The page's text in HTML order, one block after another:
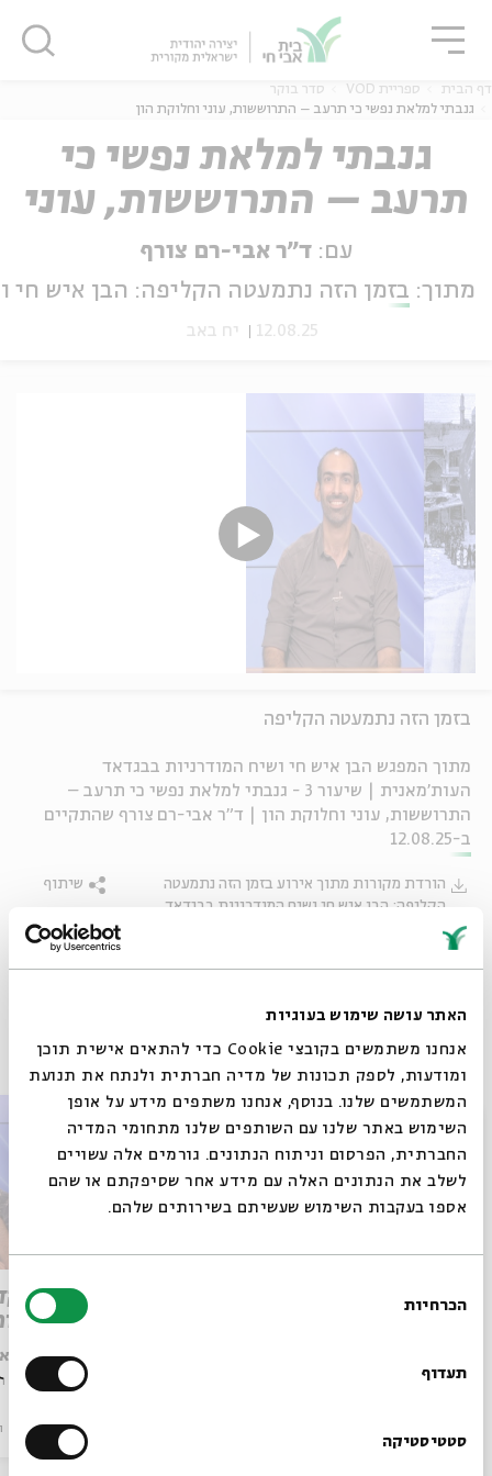
האתר עושה שימוש בעוגיות
אנחנו משתמשים בקובצי Cookie כדי להתאים אישית תוכן
ומודעות, לספק תכונות של מדיה חברתית ולנתח את תנועת
המשתמשים שלנו. בנוסף, אנחנו משתפים מידע על אופן
השימוש באתר שלנו עם השותפים שלנו מתחומי המדיה
החברתית, הפרסום וניתוח הנתונים. גורמים אלה עשויים
לשלב את הנתונים האלה עם מידע אחר שסיפקתם או שהם
אספו בעקבות השימוש שעשיתם בשירותים שלהם.
הסכמה
הכרחיות
תעדוף
סטטיסטיקה
אנגלית נוער
דף הבית ספריית VOD
סדר בוקר
גנבתי למלאת נפשי כי תרעב – התרוששות, עוני וחלוקת הון
גנבתי למלאת נפשי כי
תרעב – התרוששות, עוני
וחלוקת הון
עם: ד"ר אבי-רם צורף
מתוך: בזמן הזה נתמעטה הקליפה: הבן איש חי
12.08.25 יח באב
בזמן הזה נתמעטה הקליפה
מתוך המפגש הבן איש חי ושיח המודרניות בבגדאד
העות'מאנית | שיעור 3 - גנבתי למלאת נפשי כי תרעב –
התרוששות, עוני וחלוקת הון | ד"ר אבי-רם צורף שהתקיים
ב-12.08.25
הורדת מקורות מתוך אירוע בזמן הזה נתמעטה
הקליפה: הבן איש חי ושיח המודרניות בבגדאד
העות'מאנית
שיתוף
פרקים נוספים בסדרה
מתוך:
על
עם: ד"ר
מתוך: בזמן
סדר בוקר
סגור
סגור